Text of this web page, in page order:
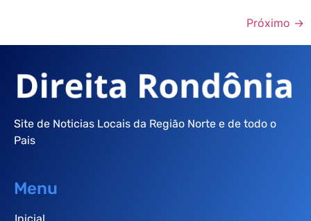
Próximo →
Site de Noticias Locais da Região Norte e de todo o
Pais
Menu
Inicial